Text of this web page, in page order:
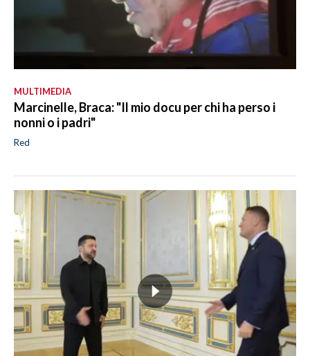
MULTIMEDIA
Marcinelle, Braca: "Il mio docu per chi ha perso i
nonni o i padri"
Red